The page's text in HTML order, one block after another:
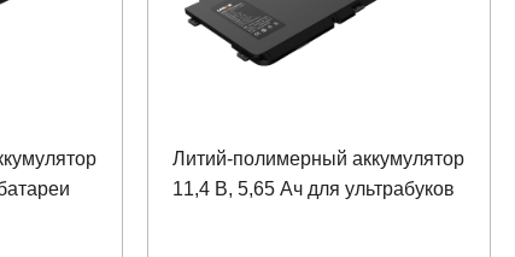
Литий-полимерный аккумулятор
11,4 В, 5,65 Ач для ультрабуков